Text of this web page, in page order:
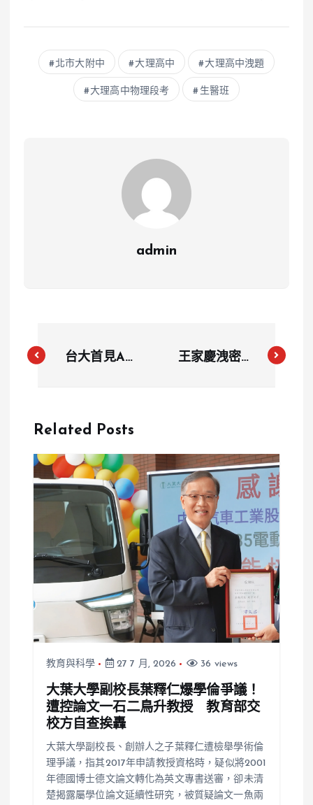
北市大附中 大理高中 大理高中洩題
大理高中物理段考 生醫班
admin
台大首見AI
生戴黑框眼鏡
接0分
王家慶洩密、
賣逼撤案
Related Posts
教育與科學 27 7 月, 2026 36 views
大葉大學副校長葉釋仁爆學倫爭議！
遭控論文一石二鳥升教授 教育部交
校方自查挨轟
大葉大學副校長、創辦人之子葉釋仁遭檢舉學術倫
理爭議，指其2017年申請教授資格時，疑似將2001
年德國博士德文論文轉化為英文專書送審，卻未清
楚揭露屬學位論文延續性研究，被質疑論文一魚兩